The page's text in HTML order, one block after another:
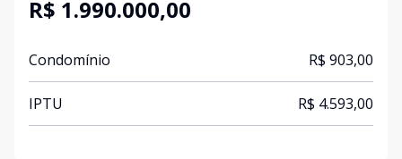
R$ 1.990.000,00
Condomínio R$ 903,00
IPTU R$ 4.593,00